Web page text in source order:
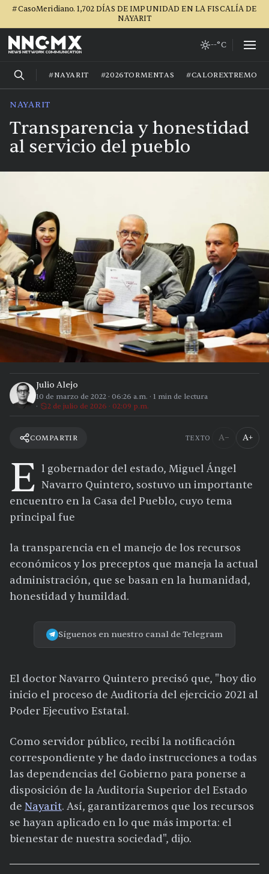
#CasoMeridiano. 1,702 DÍAS DE IMPUNIDAD EN LA FISCALÍA DE
NAYARIT
--°C
#NAYARIT #2026TORMENTAS #CALOREXTREMO
NAYARIT
Transparencia y honestidad
al servicio del pueblo
Julio Alejo
10 de marzo de 2022 · 06:26 a.m. · 1 min de lectura
2 de julio de 2026 · 02:09 p.m.
COMPARTIR TEXTO A− A+
E l gobernador del estado, Miguel Ángel
Navarro Quintero, sostuvo un importante
encuentro en la Casa del Pueblo, cuyo tema
principal fue
la transparencia en el manejo de los recursos
económicos y los preceptos que maneja la actual
administración, que se basan en la humanidad,
honestidad y humildad.
Síguenos en nuestro canal de Telegram
El doctor Navarro Quintero precisó que, "hoy dio
inicio el proceso de Auditoría del ejercicio 2021 al
Poder Ejecutivo Estatal.
Como servidor público, recibí la notificación
correspondiente y he dado instrucciones a todas
las dependencias del Gobierno para ponerse a
disposición de la Auditoría Superior del Estado
de Nayarit. Así, garantizaremos que los recursos
se hayan aplicado en lo que más importa: el
bienestar de nuestra sociedad", dijo.